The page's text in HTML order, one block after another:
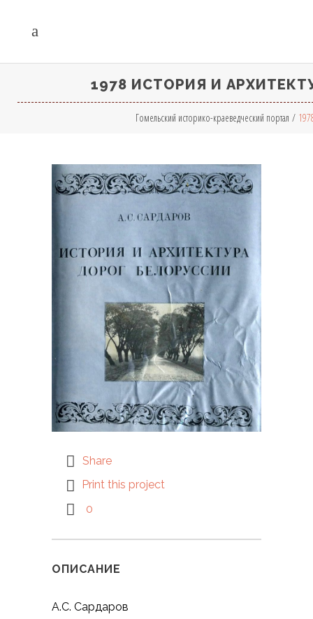
1978 ИСТОРИЯ И
Гомельский историко-краеведческий портал /
Share
Print this project
0
ОПИСАНИЕ
А.С. Сардаров